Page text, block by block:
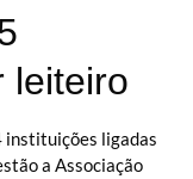
leiteiro
instituições ligadas
a Associação